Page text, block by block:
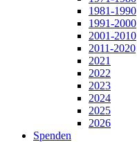
1981-1990
1991-2000
2001-2010
2011-2020
2021
2022
2023
2024
2025
2026
Spenden